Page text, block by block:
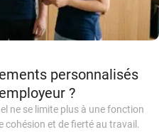
personnalisés
?
ne se limite plus à une fonction
cohésion et de fierté au travail.